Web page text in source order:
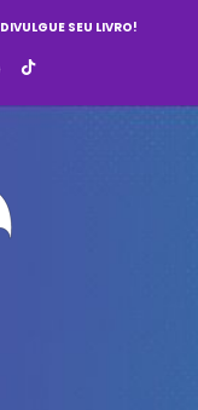
DIVULGUE SEU LIVRO!